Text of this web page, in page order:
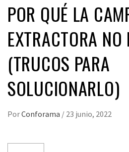
POR QUÉ LA
EXTRACTORA
(TRUCOS PARA
SOLUCIONARLO)
PorConforama / 23 junio, 2022